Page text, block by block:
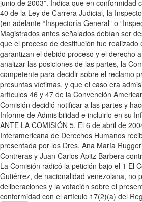
junio de 2003”. Indica que en conformidad
40 de la Ley de Carrera Judicial, la
(en adelante “Inspectoría General” o
Magistrados antes señalados debían ser
que el proceso de destitución fue
garantizan el debido proceso y el derecho
analizar las posiciones de las partes, la
competente para decidir sobre el reclamo
presuntas víctimas, y que el caso era
artículos 46 y 47 de la Convención
Comisión decidió notificar a las partes y
Informe de Admisibilidad e incluirlo en su
ANTE LA COMISIÓN 5. El 6 de abril de
Interamericana de Derechos Humanos
presentada por los Dres. Ana María
Contreras y Juan Carlos Apitz Barbera
La Comisión radicó la petición bajo el 1 El
Gutiérrez, de nacionalidad venezolana, no
deliberaciones y la votación sobre el
conformidad con el artículo 17(2)(a) del